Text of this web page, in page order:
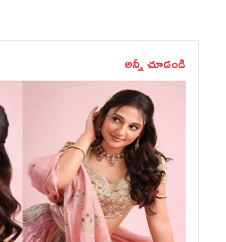
అన్నీ చూడండి